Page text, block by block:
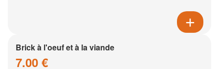
Brick à l'oeuf et à la viande
7.00 €